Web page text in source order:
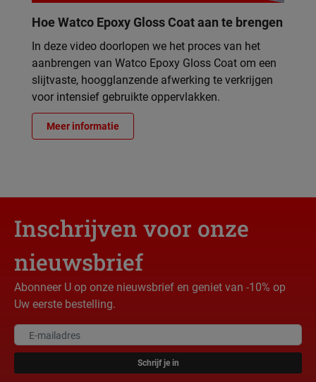
Hoe Watco Epoxy Gloss Coat aan te brengen
In deze video doorlopen we het proces van het
aanbrengen van Watco Epoxy Gloss Coat om een
slijtvaste, hoogglanzende afwerking te verkrijgen
voor intensief gebruikte oppervlakken.
Meer informatie
Inschrijven voor onze
nieuwsbrief
Abonneer U op onze nieuwsbrief en geniet van -10% op
Uw eerste bestelling.
Schrijf je in